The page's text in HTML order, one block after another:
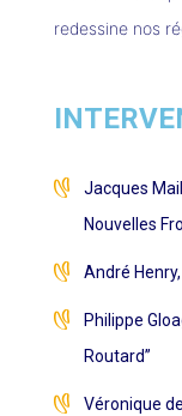
redessine nos
Jacques
Nouvelles
André
Philippe
Routard”
Véronique